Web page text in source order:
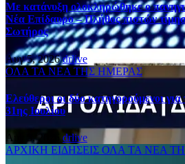
Με κατάνυξη ολοκληρώθηκε ο
Νέα Επίδαυρο – Πλήθος πιστών
Σωτήρος
Αυγ 5, 2026drlive
ΟΛΑ ΤΑ ΝΕΑ ΤΗΣ ΗΜΕΡΑΣ
Ελεύθεροι οι δύο κατηγορούμενοι
31ης Ιουλίου
Αυγ 5, 2026 drlive
ΑΡΧΙΚΗ ΕΙΔΗΣΕΙΣ ΟΛΑ ΤΑ ΝΕΑ